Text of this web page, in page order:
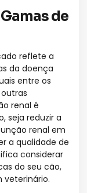
de
reflete a
da doença
entre os
renal é
seja reduzir a
renal em
a qualidade de
considerar
do seu cão,
veterinário.